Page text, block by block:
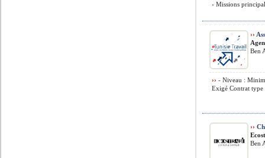
› Missions
››
Ben
›› - Niveau :
Exigé Contrat
››
Ben